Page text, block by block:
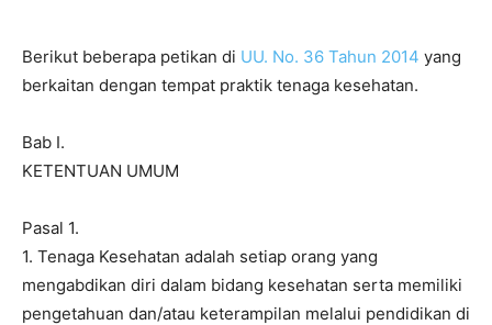
Berikut beberapa petikan di UU. No. 36 Tahun 2014 yang
berkaitan dengan tempat praktik tenaga kesehatan.
Bab I.
KETENTUAN UMUM
Pasal 1.
1. Tenaga Kesehatan adalah setiap orang yang
mengabdikan diri dalam bidang kesehatan serta memiliki
pengetahuan dan/atau keterampilan melalui pendidikan di